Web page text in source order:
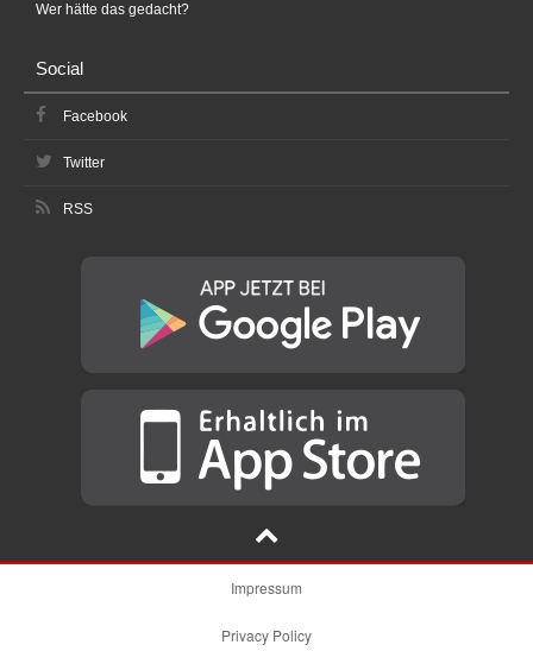
Wer hätte das gedacht?
Social
Facebook
Twitter
RSS
Impressum
Privacy Policy